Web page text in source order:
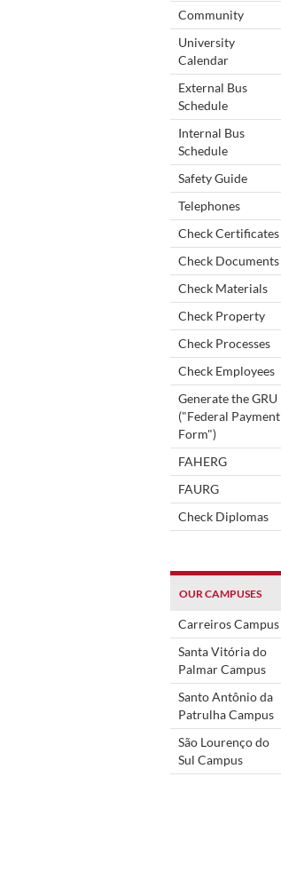
Community
University
Calendar
External Bus
Schedule
Internal Bus
Schedule
Safety Guide
Telephones
Check Certificates
Check Documents
Check Materials
Check Property
Check Processes
Check Employees
Generate the GRU
("Federal Payment
Form")
FAHERG
FAURG
Check Diplomas
OUR CAMPUSES
Carreiros Campus
Santa Vitória do
Palmar Campus
Santo Antônio da
Patrulha Campus
São Lourenço do
Sul Campus